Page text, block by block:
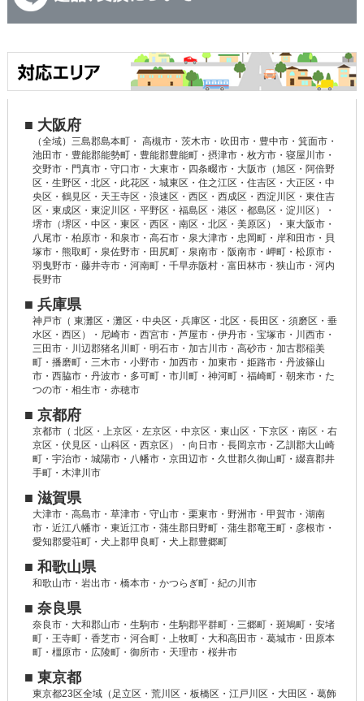
■ 大阪府
（全域）三島郡島本町・ 高槻市・茨木市・吹田市・豊中市・箕面市・
池田市・豊能郡能勢町・豊能郡豊能町・摂津市・枚方市・寝屋川市・
交野市・門真市・守口市・大東市・四条畷市・大阪市（旭区・阿倍野
区・生野区・北区・此花区・城東区・住之江区・住吉区・大正区・中
央区・鶴見区・天王寺区・浪速区・西区・西成区・西淀川区・東住吉
区・東成区・東淀川区・平野区・福島区・港区・都島区・淀川区）・
堺市（堺区・中区・東区・西区・南区・北区・美原区）・東大阪市・
八尾市・柏原市・和泉市・高石市・泉大津市・忠岡町・岸和田市・貝
塚市・熊取町・泉佐野市・田尻町・泉南市・阪南市・岬町・松原市・
羽曳野市・藤井寺市・河南町・千早赤阪村・富田林市・狭山市・河内
長野市
■ 兵庫県
神戸市（ 東灘区・灘区・中央区・兵庫区・北区・長田区・須磨区・垂
水区・西区）・尼崎市・西宮市・芦屋市・伊丹市・宝塚市・川西市・
三田市・川辺郡猪名川町・明石市・加古川市・高砂市・加古郡稲美
町・播磨町・三木市・小野市・加西市・加東市・姫路市・丹波篠山
市・西脇市・丹波市・多可町・市川町・神河町・福崎町・朝来市・た
つの市・相生市・赤穂市
■ 京都府
京都市（ 北区・上京区・左京区・中京区・東山区・下京区・南区・右
京区・伏見区・山科区・西京区）・向日市・長岡京市・乙訓郡大山崎
町・宇治市・城陽市・八幡市・京田辺市・久世郡久御山町・綴喜郡井
手町・木津川市
■ 滋賀県
大津市・高島市・草津市・守山市・栗東市・野洲市・甲賀市・湖南
市・近江八幡市・東近江市・蒲生郡日野町・蒲生郡竜王町・彦根市・
愛知郡愛荘町・犬上郡甲良町・犬上郡豊郷町
■ 和歌山県
和歌山市・岩出市・橋本市・かつらぎ町・紀の川市
■ 奈良県
奈良市・大和郡山市・生駒市・生駒郡平群町・三郷町・斑鳩町・安堵
町・王寺町・香芝市・河合町・上牧町・大和高田市・葛城市・田原本
町・橿原市・広陵町・御所市・天理市・桜井市
■ 東京都
東京都23区全域（足立区・荒川区・板橋区・江戸川区・大田区・葛飾